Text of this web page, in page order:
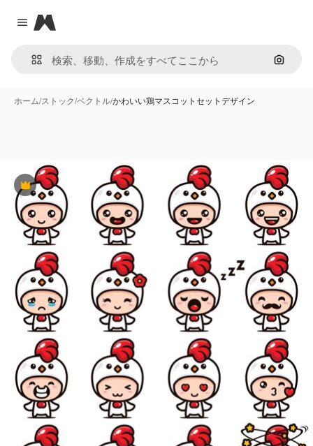
Close menu
Magnific
画像で
ホーム/ストック/ベクトル/かわいい鶏マスコットセットデザイン
Premium